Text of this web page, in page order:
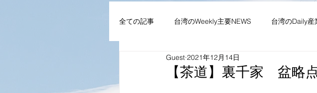
全ての記事 台湾のWeekly主要NEWS 台湾のDaily産
AIoT・通信機器・ネットワーク
【茶道】裏千家 盆略
Guest 2021年12月14日